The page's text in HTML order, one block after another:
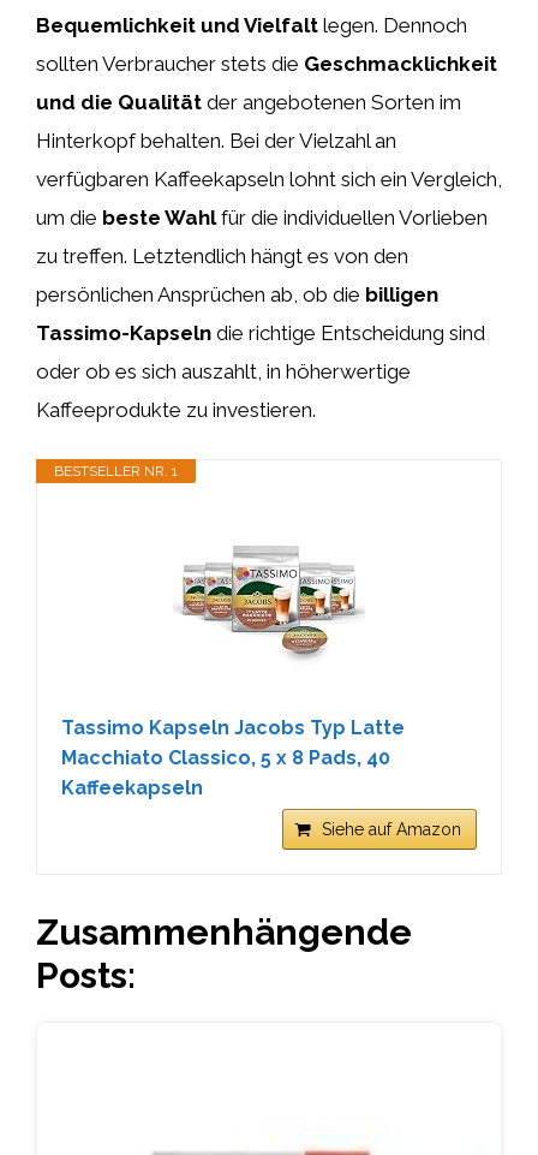
Bequemlichkeit und Vielfalt legen. Dennoch
sollten Verbraucher stets die Geschmacklichkeit
und die Qualität der angebotenen Sorten im
Hinterkopf behalten. Bei der Vielzahl an
verfügbaren Kaffeekapseln lohnt sich ein Vergleich,
um die beste Wahlfür die individuellen Vorlieben
zu treffen. Letztendlich hängt es von den
persönlichen Ansprüchen ab, ob die billigen
Tassimo-Kapseln die richtige Entscheidung sind
oder ob es sich auszahlt, in höherwertige
Kaffeeprodukte zu investieren.
BESTSELLER NR. 1
Tassimo Kapseln Jacobs Typ Latte
Macchiato Classico, 5 x 8 Pads, 40
Kaffeekapseln
Siehe auf Amazon
Zusammenhängende
Posts: